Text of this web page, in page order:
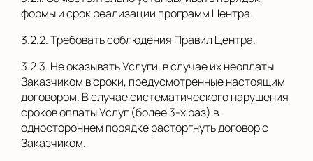
формы и срок реализации программ Центра.
3.2.2. Требовать соблюдения Правил Центра.
3.2.3. Не оказывать Услуги, в случае их неоплаты
Заказчиком в сроки, предусмотренные настоящим
договором. В случае систематического нарушения
сроков оплаты Услуг (более 3-х раз) в
одностороннем порядке расторгнуть договор с
Заказчиком.